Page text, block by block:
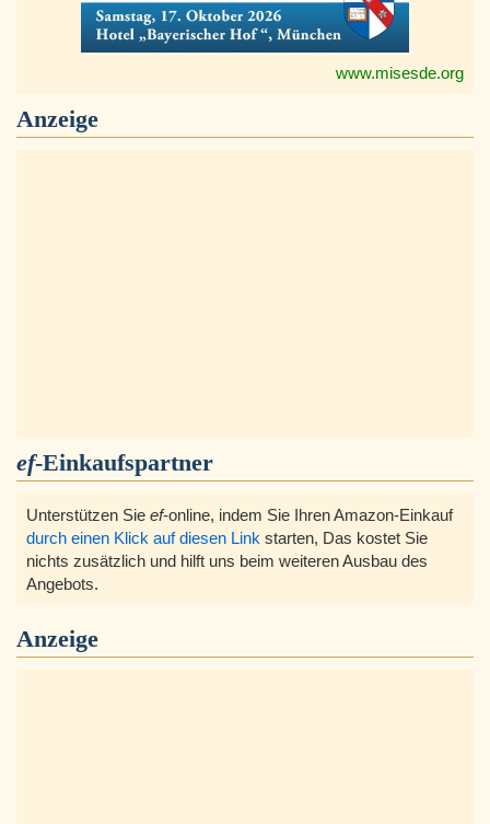
www.misesde.org
Anzeige
ef-Einkaufspartner
Unterstützen Sie ef-online, indem Sie Ihren Amazon-Einkauf
durch einen Klick auf diesen Link starten, Das kostet Sie
nichts zusätzlich und hilft uns beim weiteren Ausbau des
Angebots.
Anzeige